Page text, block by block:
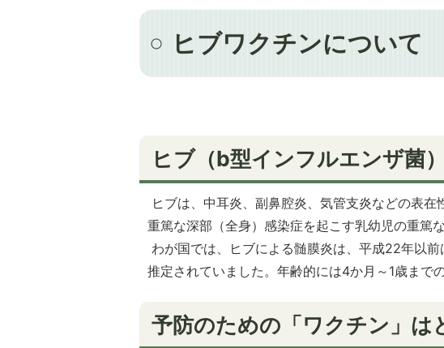
ヒブワクチンについて
ヒブ（b型インフルエンザ菌
ヒブは、中耳炎、副鼻腔炎、気管支炎などの表
重篤な深部（全身）感染症を起こす乳幼児の重篤
わが国では、ヒブによる髄膜炎は、平成22年以
推定されていました。年齢的には4か月～1歳まで
予防のための「ワクチン」は